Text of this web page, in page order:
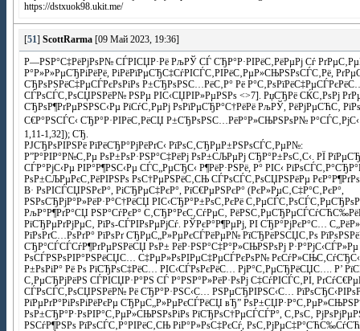
https://dstxuok98.ukit.me/
51 ScottRarma [09 Май 2023, 19:36]
Р—РЅР°С‡РёРјРѕР№ СЃРІСЏР·Рё РљРЎ СЃ СЂР°Р·РІРёС‚РёРµРј Сѓ
Р°Р»Р»РµСЂРіРёРё, РіРёРїРµСЂС‡СѓРІСЃС‚РІРёС‚РµР»СЊРЅРѕСЃС‚Рё,
СЂРѕРЅРёС‡РµСЃРєРѕРіРѕ Р±СЂРѕРЅС…РёС‚Р° Рё
СЃРѕСЃС‚РѕСЏРЅРёР№ РЅРµ РІС‹СЏРІР»РµРЅРѕ <>7]. РџСЂРё СЌС‚РѕРј
СЂРѕР¶РґРµРЅРЅС‹Рµ РїСѓС‚РµРј РѕРїРµСЂР°С†РёРё РљРЎ, РёРјРµСЋС‚
С€Р°РЅСЃС‹ СЂР°Р·РІРёС‚РёСЏ Р±СЂРѕРЅС…РёР°Р»СЊРЅРѕР№ Р°СЃС‚РјС‹
1,11-1,32]); СЂ.
РЈСЂРѕРІРЅРё РїРёСЂР°РјРёРґС‹ РїРѕС‚СЂРµР±РЅРѕСЃС‚РµР№:
Р”Р°РІР°Р№С‚Рµ РѕР±РѕР·РЅР°С‡РёРј РѕР±СЉРµРј СЂР°Р±РѕС‚С‹. РЇ
СЃР°РјС‹Рµ РІР°Р¶РЅС‹Рµ СЃС„РµСЂС‹ Р¶РёР·РЅРё, Р° РІС‹
РѕР±СЉРµРєС‚РёРІРЅРѕ РѕС†РµРЅРёС‚СЊ СЃРѕСЃС‚РѕСЏРЅРёРµ
В· РѕРІСЃСЏРЅРєР°, РіСЂРµС‡РєР°, РїС€РµРЅРєР° (РєР»РµС‚С‡Р°С‚РєР°,
РЅРѕСЂРјР°Р»РёР·Р°С†РёСЏ РІС‹СЂР°Р±РѕС‚РєРё
РљР°Р¶РґР°СЏ РЅР°СѓРєР° С‚СЂР°РєС‚СѓРµС‚
РїСЂРµРґРјРµС‚ РїРѕ-СЃРІРѕРµРјСѓ. РЎРєР°Р¶РµРј, РІ СЂР°РјРєР°С…
РїРѕРґС…РѕРґР° РїРѕРґ СЂРµС„Р»РµРєСЃРёРµР№ РїСЂРёРЅСЏС‚Рѕ
СЂР°СЃСЃСѓР¶РґРµРЅРёСЏ РѕР± РёР·РЅР°С‡Р°Р»СЊРЅРѕРј
РѕСЃРЅРѕРІР°РЅРёСЏС… С‡РµР»РѕРІРµС‡РµСЃРєРѕР№
Р±РѕРіР° Рё Рѕ РїСЂРѕС‡РёС… РІС‹СЃРѕРєРёС… РјР°С‚РµСЂРёСЏС…. Р’
С‚РµСЂРјРёРЅ СЃРІСЏР·Р°РЅ СЃ Р°РЅР°Р»РёР·РѕРј С‡СѓРІСЃС‚РІ,
СЃРѕСЃС‚РѕСЏРЅРёР№ Рё СЂР°Р·РЅС‹С… РЅРµСЂРІРЅС‹С…
РїРµРґР°РіРѕРіРёРєРµ СЂРµС„Р»РµРєСЃРёСЏ вЂ”
РѕР±СЂР°Р·РѕРІР°С‚РµР»СЊРЅРѕРіРѕ РїСЂРѕС†РµСЃСЃР°, С‚РѕС‚
РЅСѓР¶РЅРѕ РїРѕСЃС‚Р°РІРёС‚СЊ РіР°Р»РѕС‡РєСѓ,